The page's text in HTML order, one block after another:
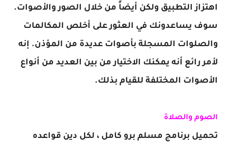
اهتزاز التطبيق ولكن أيضاً من خلال الصور والأصوات.
سوف يساعدونك في العثور على أخلص المكالمات
والصلوات المسجلة بأصوات عديدة من المؤذن. إنه
لأمر رائع أنه يمكنك الاختيار من بين العديد من أنواع
الأصوات المختلفة للقيام بذلك.
الصوم والصلاة
تحميل برنامج مسلم برو كامل ، لكل دين قواعده